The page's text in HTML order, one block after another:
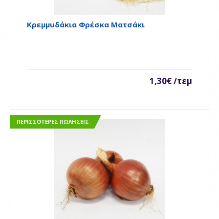
1,30€ /τεμ
Καλάθι
Προσθήκη στη σύγκρηση
Ποσθήκη στη λίστα επιθυμιών
Κρεμμυδάκια Φρέσκα Ματσάκι
1,30€ /τεμ
ΠΕΡΙΣΣΌΤΕΡΕΣ ΠΩΛΉΣΕΙΣ